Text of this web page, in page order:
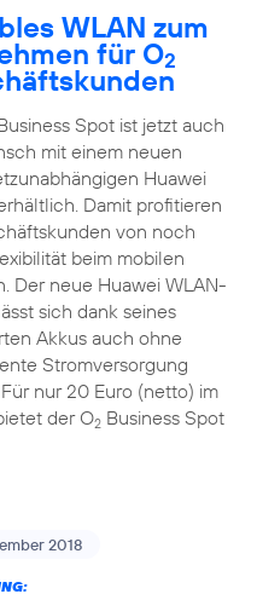
WLAN zum
für O2
Spot ist jetzt auch
mit einem neuen
Huawei
Damit profitieren
von noch
beim mobilen
Der neue Huawei WLAN-
sich dank seines
Akkus auch ohne
Stromversorgung
nur 20 Euro (netto) im
der O2Business Spot
2018